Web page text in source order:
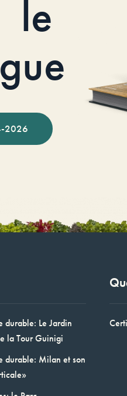
le
2026
durable: Le Jardin
la Tour Guinigi
durable: Milan et son